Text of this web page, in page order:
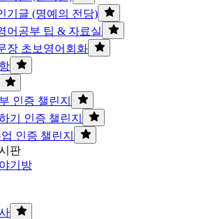
기글 (명예의 전당)
어공부 팁 & 자료실
장 초보영어회화
인증 챌린지
기 인증 챌린지
인증 챌린지
판
기방